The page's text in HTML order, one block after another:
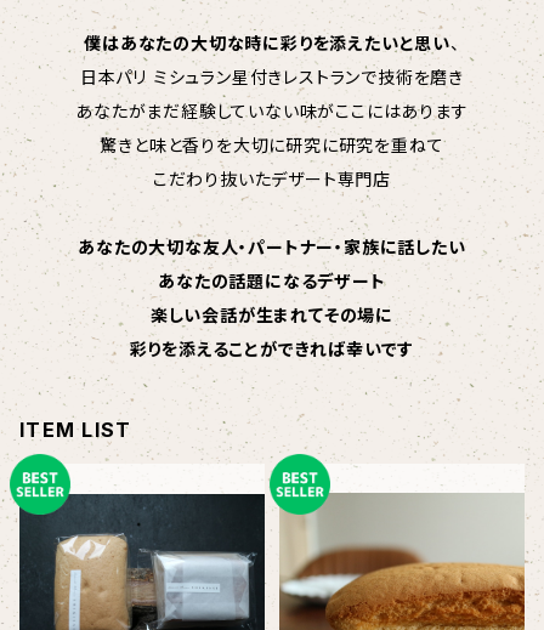
僕はあなたの大切な時に彩りを添えたいと思い、
日本パリ ミシュラン星付きレストランで技術を磨き
あなたがまだ経験していない味がここにはあります
驚きと味と香りを大切に研究に研究を重ねて
こだわり抜いたデザート専門店
あなたの大切な友人・パートナー・家族に話したい
あなたの話題になるデザート
楽しい会話が生まれてその場に
彩りを添えることができれば幸いです
ITEM LIST